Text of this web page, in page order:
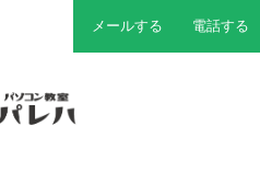
メールする 電話する